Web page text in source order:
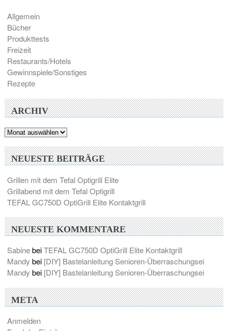
Allgemein
Bücher
Produkttests
Freizeit
Restaurants/Hotels
Gewinnspiele/Sonstiges
Rezepte
ARCHIV
Archiv
NEUESTE BEITRÄGE
Grillen mit dem Tefal Optigrill Elite
Grillabend mit dem Tefal Optigrill
TEFAL GC750D OptiGrill Elite Kontaktgrill
NEUESTE KOMMENTARE
SabinebeiTEFAL GC750D OptiGrill Elite Kontaktgrill
Mandy bei [DIY] Bastelanleitung Senioren-Überraschungsei
Mandy bei [DIY] Bastelanleitung Senioren-Überraschungsei
META
Anmelden